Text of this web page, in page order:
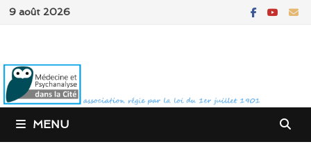
Passer
9 août 2026
MENU